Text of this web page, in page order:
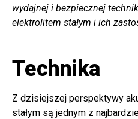
wydajnej i bezpiecznej
elektrolitem stałym i ich
Technika
Z dzisiejszej perspektywy
stałym są jednym z